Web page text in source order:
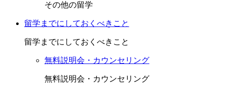
その他の留学
留学までにしておくべきこと
留学までにしておくべきこと
無料説明会・カウンセリング
無料説明会・カウンセリング